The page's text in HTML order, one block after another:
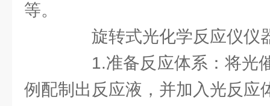
等。
旋转式光化学反应仪仪
1.准备反应体系：将光
例配制出反应液，并加入光反应